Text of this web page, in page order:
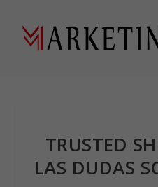
TRUSTED
LAS DUDAS